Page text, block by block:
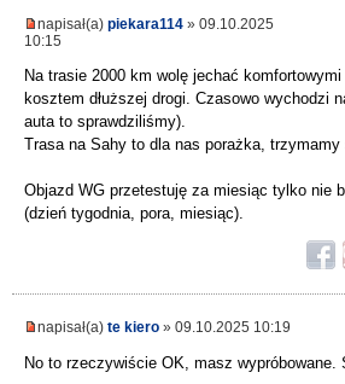
napisał(a) piekara114 » 09.10.2025
10:15
Na trasie 2000 km wolę jechać
kosztem dłuższej drogi. Czasowo wychodzi
auta to sprawdziliśmy).
Trasa na Sahy to dla nas porażka,
Objazd WG przetestuję za miesiąc tylko nie
(dzień tygodnia, pora, miesiąc).
napisał(a) te kiero » 09.10.2025 10:19
No to rzeczywiście OK, masz wypróbowane.